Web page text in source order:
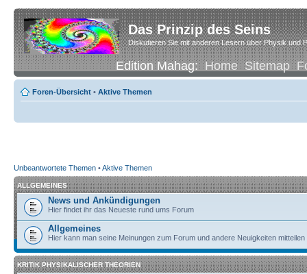
Das Prinzip des Seins
Diskutieren Sie mit anderen Lesern über Physik und
Edition Mahag:Home Sitemap
Foren-Übersicht • Aktive Themen
Unbeantwortete Themen •Aktive Themen
ALLGEMEINES
News und Ankündigungen
Hier findet ihr das Neueste rund ums Forum
Allgemeines
Hier kann man seine Meinungen zum Forum und andere Neuigkeiten mitteilen
KRITIK PHYSIKALISCHER THEORIEN